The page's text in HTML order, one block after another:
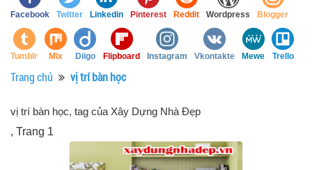
Facebook Twitter Linkedin Pinterest Reddit Wordpress Blogger
Tumblr Mix Diigo Flipboard Instagram Vkontakte Mewe Trello
Trang chủ vị trí bàn học
vị trí bàn học, tag của Xây Dựng Nhà Đẹp
, Trang 1